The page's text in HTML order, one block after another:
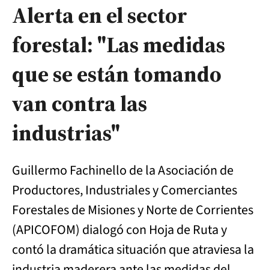
Alerta en el sector
forestal: "Las medidas
que se están tomando
van contra las
industrias"
Guillermo Fachinello de la Asociación de
Productores, Industriales y Comerciantes
Forestales de Misiones y Norte de Corrientes
(APICOFOM) dialogó con Hoja de Ruta y
contó la dramática situación que atraviesa la